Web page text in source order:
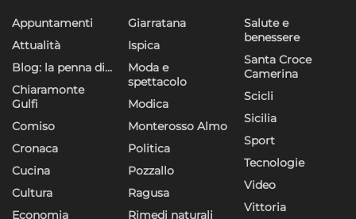
Appuntamenti
Attualità
Blog: la penna di…
Chiaramonte
Gulfi
Comiso
Cronaca
Cucina
Cultura
Economia
Giarratana
Ispica
Moda e
spettacolo
Modica
Monterosso Almo
Politica
Pozzallo
Ragusa
Rimedi naturali
Salute e
benessere
Santa Croce
Camerina
Scicli
Sicilia
Sport
Tecnologie
Video
Vittoria